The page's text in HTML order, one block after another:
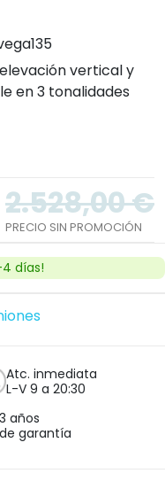
vertical y
en 3 tonalidades
2.528,00 €
PRECIO SIN PROMOCIÓN
4 días!
Atc. inmediata
L-V 9 a 20:30
3 años
de garantía